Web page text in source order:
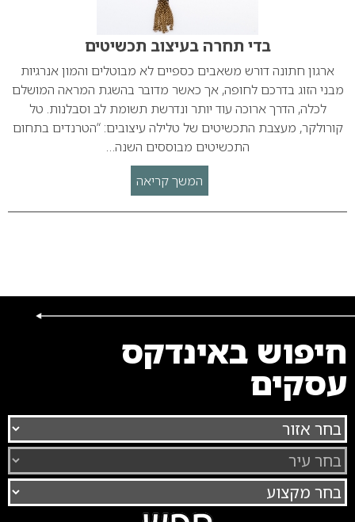
בדי תחרה בעיצוב תכשיטים
ארגון חתונה דורש משאבים כספיים לא מבוטלים והמון אנרגיות
מבני הזוג בדרכם לחופה, אך כאשר מדובר בהשגת המראה המושלם
לכלה, הדרך ארוכה עוד יותר ונדרשת תשומת לב וסבלנות. טל
קורולקר, מעצבת התכשיטים של טלילה עיצובים: “הטרנדים בתחום
התכשיטים מבוססים השנה…
המשך קריאה
חיפוש באינדקס
עסקים